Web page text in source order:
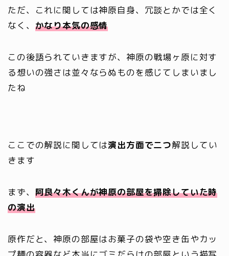
ただ、これに関しては神原自身、冗談とかでは全く
なく、 かなり本気の感情
この後語られていきますが、神原の戦場ヶ原に対す
る想いの強さは並々ならぬものを感じてしまいまし
たね
ここでの解説に関しては演出方面で二つ解説してい
きます
まず、 阿良々木くんが神原の部屋を掃除していた時
の演出
原作だと、神原の部屋はお菓子の袋や空き缶やカッ